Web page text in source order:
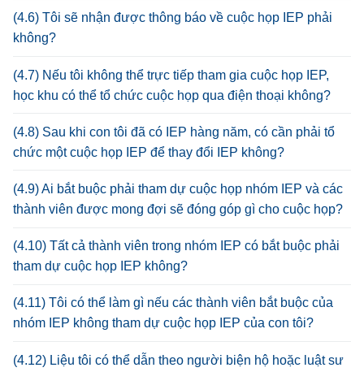
(4.6) Tôi sẽ nhận được thông báo về cuộc họp IEP phải
không?
(4.7) Nếu tôi không thể trực tiếp tham gia cuộc họp IEP,
học khu có thể tổ chức cuộc họp qua điện thoại không?
(4.8) Sau khi con tôi đã có IEP hàng năm, có cần phải tổ
chức một cuộc họp IEP để thay đổi IEP không?
(4.9) Ai bắt buộc phải tham dự cuộc họp nhóm IEP và các
thành viên được mong đợi sẽ đóng góp gì cho cuộc họp?
(4.10) Tất cả thành viên trong nhóm IEP có bắt buộc phải
tham dự cuộc họp IEP không?
(4.11) Tôi có thể làm gì nếu các thành viên bắt buộc của
nhóm IEP không tham dự cuộc họp IEP của con tôi?
(4.12) Liệu tôi có thể dẫn theo người biện hộ hoặc luật sư